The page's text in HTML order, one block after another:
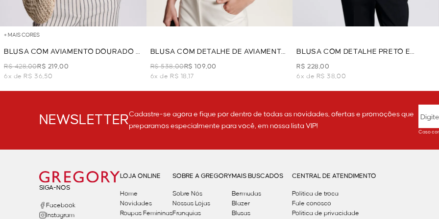
+ MAIS CORES
BLUSA COM AVIAMENTO DOURADO -
PRETO
R$ 428,00R$ 219,00
6x de R$ 36,50
BLUSA COM DETALHE DE AVIAMENTO
- PRETO
R$ 538,00R$ 109,00
6x de R$ 18,17
BLUSA COM DETALHE PRETO E
BRANCO - PRETO
R$ 228,00
6x de R$ 38,00
NEWSLETTERCadastre-se agora e fique por dentro de todas as novidades, ofertas e promoções que
preparamos especialmente para você, em nossa lista VIP!
Caso
SIGA-NOS
Facebook
Instagram
LOJA ONLINE
Home
Novidades
Roupas Femininas
SOBRE A GREGORY
Sobre Nós
Nossas Lojas
Franquias
MAIS BUSCADOS
Bermudas
Blazer
Blusas
CENTRAL DE ATENDIMENTO
Política de troca
Fale conosco
Politica de privacidade